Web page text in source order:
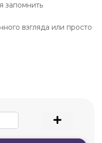
запомнить
взгляда или просто